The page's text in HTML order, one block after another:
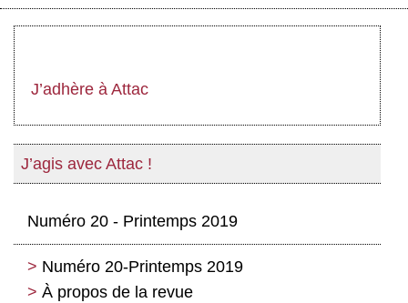
J’adhère à Attac
J’agis avec Attac !
Numéro 20 - Printemps 2019
Numéro 20-Printemps 2019
À propos de la revue